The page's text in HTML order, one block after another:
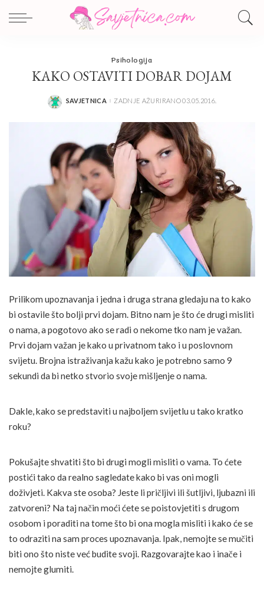
Psihologija
KAKO OSTAVITI DOBAR DOJAM
POSTED
SAVJETNICA ZADNJE AŽURIRANO 03.05.2016.
Prilikom upoznavanja i jedna i druga strana gledaju na to kako
bi ostavile što bolji prvi dojam. Bitno nam je što će drugi misliti
o nama, a pogotovo ako se radi o nekome tko nam je važan.
Prvi dojam važan je kako u privatnom tako i u poslovnom
svijetu. Brojna istraživanja kažu kako je potrebno samo 9
sekundi da bi netko stvorio svoje mišljenje o nama.
Dakle, kako se predstaviti u najboljem svijetlu u tako kratko
roku?
Pokušajte shvatiti što bi drugi mogli misliti o vama. To ćete
postići tako da realno sagledate kako bi vas oni mogli
doživjeti. Kakva ste osoba? Jeste li pričljivi ili šutljivi, ljubazni ili
zatvoreni? Na taj način moći ćete se poistovjetiti s drugom
osobom i poraditi na tome što bi ona mogla misliti i kako će se
to odraziti na sam proces upoznavanja. Ipak, nemojte se mučiti
biti ono što niste već budite svoji. Razgovarajte kao i inače i
nemojte glumiti.